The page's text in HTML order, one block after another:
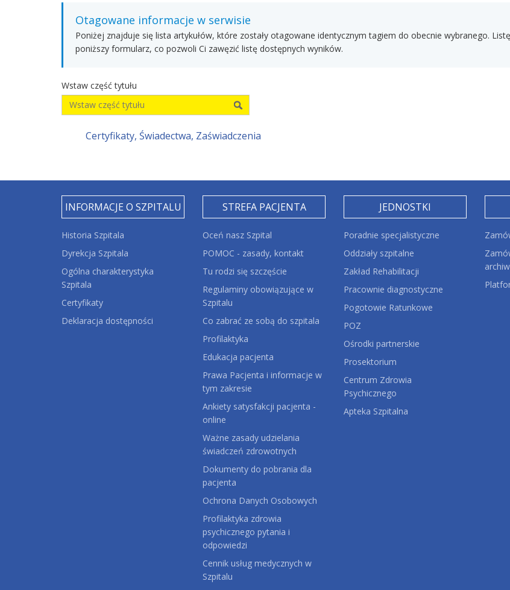
Otagowane informacje w serwisie
Poniżej znajduje się lista artykułów, które zostały otagowane identycznym tagiem do obecnie wybranego.
poniższy formularz, co pozwoli Ci zawęzić listę dostępnych wyników.
Wstaw część tytułu
Certyfikaty, Świadectwa, Zaświadczenia
INFORMACJE O SZPITALU
Historia Szpitala
Dyrekcja Szpitala
Ogólna charakterystyka
Szpitala
Certyfikaty
Deklaracja dostępności
STREFA PACJENTA
Oceń nasz Szpital
POMOC - zasady, kontakt
Tu rodzi się szczęście
Regulaminy obowiązujące w
Szpitalu
Co zabrać ze sobą do szpitala
Profilaktyka
Edukacja pacjenta
Prawa Pacjenta i informacje w
tym zakresie
Ankiety satysfakcji pacjenta -
online
Ważne zasady udzielania
świadczeń zdrowotnych
Dokumenty do pobrania dla
pacjenta
Ochrona Danych Osobowych
Profilaktyka zdrowia
psychicznego pytania i
odpowiedzi
Cennik usług medycznych w
Szpitalu
JEDNOSTKI
Poradnie specjalistyczne
Oddziały szpitalne
Zakład Rehabilitacji
Pracownie diagnostyczne
Pogotowie Ratunkowe
POZ
Ośrodki partnerskie
Prosektorium
Centrum Zdrowia
Psychicznego
Apteka Szpitalna